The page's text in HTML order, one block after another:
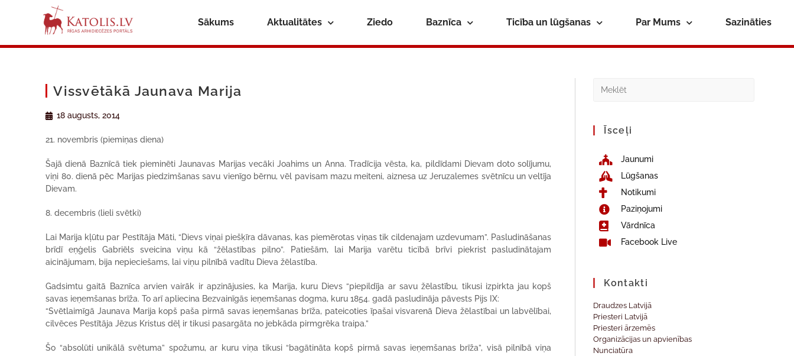
Sākums Aktualitātes Ziedo Baznīca Ticība un lūgšanas Par Mums Sazināties
Vissvētākā Jaunava Marija
18 augusts, 2014
21. novembris (piemiņas diena)
Šajā dienā Baznīcā tiek pieminēti Jaunavas Marijas vecāki Joahims un Anna. Tradīcija vēsta, ka, pildīdami Dievam doto solījumu,
viņi 80. dienā pēc Marijas piedzimšanas savu vienīgo bērnu, vēl pavisam mazu meiteni, aiznesa uz Jeruzalemes svētnīcu un veltīja
Dievam.
8. decembris (lieli svētki)
Lai Marija kļūtu par Pestītāja Māti, “Dievs viņai piešķīra dāvanas, kas piemērotas viņas tik cildenajam uzdevumam”. Pasludināšanas
brīdī eņģelis Gabriēls sveicina viņu kā “žēlastības pilno”. Patiešām, lai Marija varētu ticībā brīvi piekrist pasludinātajam
aicinājumam, bija nepieciešams, lai viņu pilnībā vadītu Dieva žēlastība.
Gadsimtu gaitā Baznīca arvien vairāk ir apzinājusies, ka Marija, kuru Dievs “piepildīja ar savu žēlastību, tikusi izpirkta jau kopš
savas ieņemšanas brīža. To arī apliecina Bezvainīgās ieņemšanas dogma, kuru 1854. gadā pasludināja pāvests Pijs IX:
“Svētlaimīgā Jaunava Marija kopš paša pirmā savas ieņemšanas brīža, pateicoties īpašai visvarenā Dieva žēlastībai un labvēlībai,
cilvēces Pestītāja Jēzus Kristus dēļ ir tikusi pasargāta no jebkāda pirmgrēka traipa.”
Šo “absolūti unikālā svētuma” spožumu, ar kuru viņa tikusi “bagātināta kopš pirmā savas ieņemšanas brīža”, visā pilnībā viņa
Īsceļi
Jaunumi
Lūgšanas
Notikumi
Paziņojumi
Vārdnīca
Facebook Live
Kontakti
Draudzes Latvijā
Priesteri Latvijā
Priesteri ārzemēs
Organizācijas un apvienības
Nunciatūra